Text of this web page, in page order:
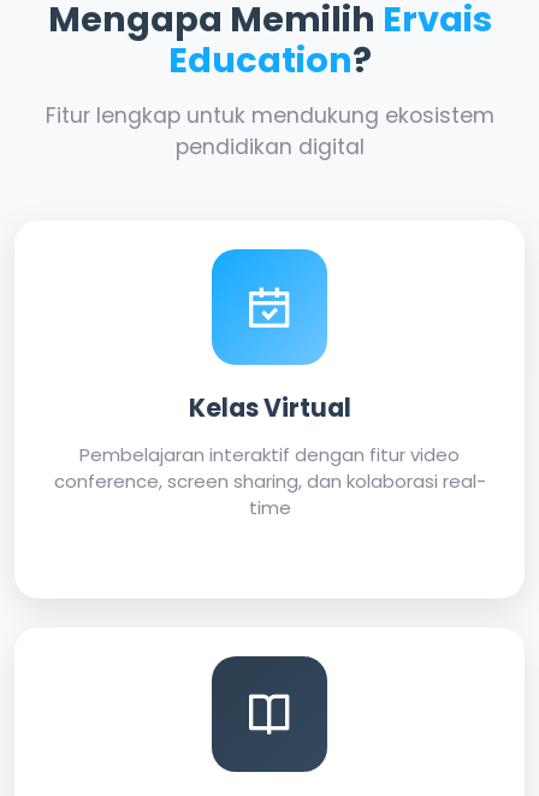
Mengapa Memilih Ervais
Education?
Fitur lengkap untuk mendukung ekosistem
pendidikan digital
Kelas Virtual
Pembelajaran interaktif dengan fitur video
conference, screen sharing, dan kolaborasi real-
time